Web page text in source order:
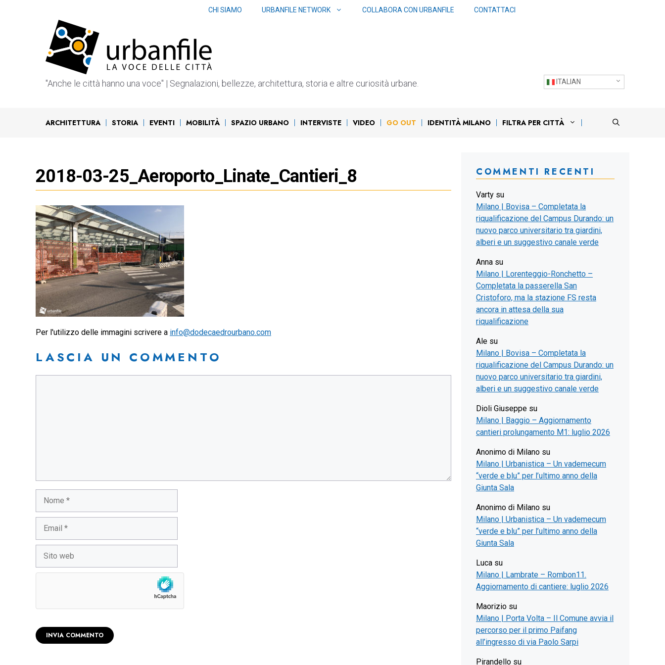
CHI SIAMO URBANFILE NETWORK COLLABORA CON URBANFILE CONTATTACI
ITALIAN
"Anche le città hanno una voce" | Segnalazioni, bellezze, architettura, storia e altre curiosità urbane.
ARCHITETTURA STORIA EVENTI MOBILITÀ SPAZIO URBANO INTERVISTE VIDEO GO OUT IDENTITÀ MILANO FILTRA PER CITTÀ
2018-03-25_Aeroporto_Linate_Cantieri_8
Per l'utilizzo delle immagini scrivere a info@dodecaedrourbano.com
LASCIA UN COMMENTO
web
COMMENTI RECENTI
Varty su
Milano | Bovisa – Completata la
riqualificazione del Campus Durando: un
nuovo parco universitario tra giardini,
alberi e un suggestivo canale verde
Anna su
Milano | Lorenteggio-Ronchetto –
Completata la passerella San
Cristoforo, ma la stazione FS resta
ancora in attesa della sua
riqualificazione
Ale su
Milano | Bovisa – Completata la
riqualificazione del Campus Durando: un
nuovo parco universitario tra giardini,
alberi e un suggestivo canale verde
Dioli Giuseppe su
Milano | Baggio – Aggiornamento
cantieri prolungamento M1: luglio 2026
Anonimo di Milano su
Milano | Urbanistica – Un vademecum
“verde e blu” per l’ultimo anno della
Giunta Sala
Anonimo di Milano su
Milano | Urbanistica – Un vademecum
“verde e blu” per l’ultimo anno della
Giunta Sala
Luca su
Milano | Lambrate – Rombon11.
Aggiornamento di cantiere: luglio 2026
Maorizio su
Milano | Porta Volta – Il Comune avvia il
percorso per il primo Paifang
all’ingresso di via Paolo Sarpi
Pirandello su